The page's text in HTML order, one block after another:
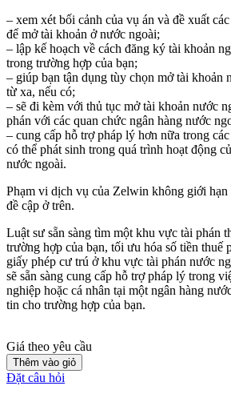
– xem xét bối cảnh của vụ án và đề xuất
để mở tài khoản ở nước ngoài;
– lập kế hoạch về cách đăng ký tài khoản
trong trường hợp của bạn;
– giúp bạn tận dụng tùy chọn mở tài khoản
từ xa, nếu có;
– sẽ đi kèm với thủ tục mở tài khoản nước
phán với các quan chức ngân hàng nước
– cung cấp hỗ trợ pháp lý hơn nữa trong
có thể phát sinh trong quá trình hoạt động
nước ngoài.
Phạm vi dịch vụ của Zelwin không giới
đề cập ở trên.
Luật sư sẵn sàng tìm một khu vực tài phán
trường hợp của bạn, tối ưu hóa số tiền thuế
giấy phép cư trú ở khu vực tài phán nước
sẽ sẵn sàng cung cấp hỗ trợ pháp lý trong
nghiệp hoặc cá nhân tại một ngân hàng
tin cho trường hợp của bạn.
Giá theo yêu cầu
Thêm vào giỏ
Đặt câu hỏi